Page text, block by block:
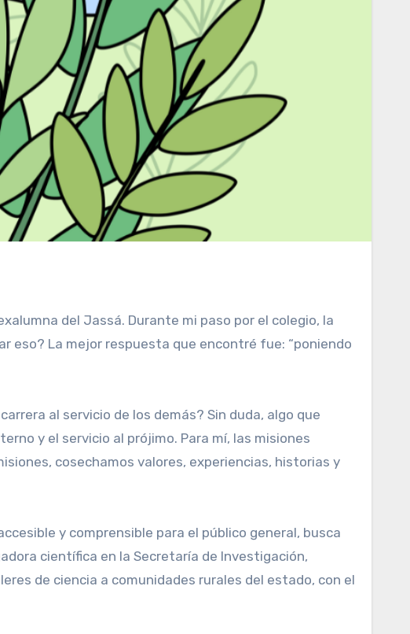
del Jassá. Durante mi paso por el colegio, la
eso? La mejor respuesta que encontré fue: “poniendo
al servicio de los demás? Sin duda, algo que
y el servicio al prójimo. Para mí, las misiones
cosechamos valores, experiencias, historias y
y comprensible para el público general, busca
científica en la Secretaría de Investigación,
de ciencia a comunidades rurales del estado, con el